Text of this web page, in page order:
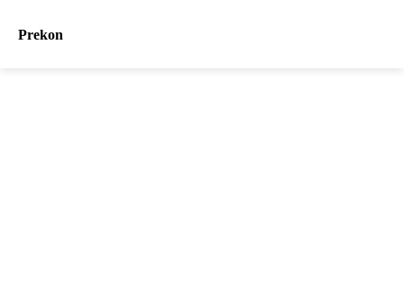
Prekon